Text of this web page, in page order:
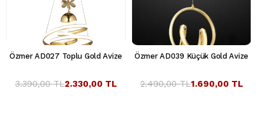
Özmer AD027 Toplu Gold Avize
2.330,00 TL
3.390,00 TL
Özmer AD039 Küçük Gold Avize
1.690,00 TL
2.490,00 TL